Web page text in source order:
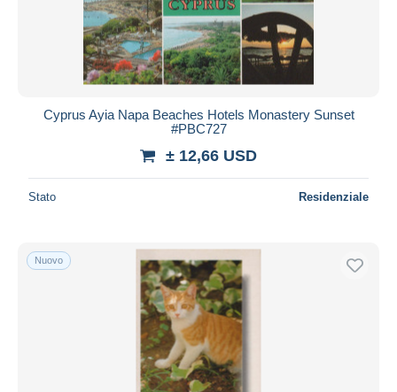
Cyprus Ayia Napa Beaches Hotels Monastery Sunset
#PBC727
± 12,66 USD
Stato Residenziale
Nuovo